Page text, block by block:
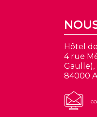
Hôtel
4 rue
Gaulle),
84000